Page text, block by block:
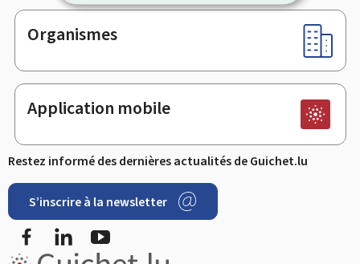
Organismes
Application mobile
Restez informé des dernières actualités de Guichet.lu
S’inscrire à la newsletter
FacebookLinkedIn